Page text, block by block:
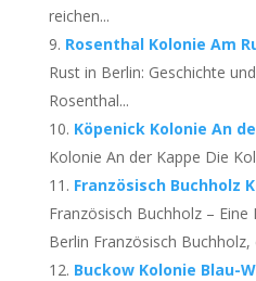
reichen...
Rosenthal Kolonie Am
Rust in Berlin: Geschichte
Rosenthal...
Köpenick Kolonie An
Kolonie An der Kappe Die
Französisch Buchholz
Französisch Buchholz –
Berlin Französisch Buchholz,
Buckow Kolonie Blau-